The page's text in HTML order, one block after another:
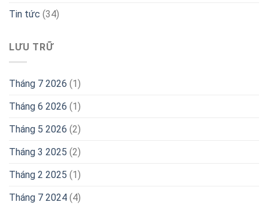
Tin tức (34)
LƯU TRỮ
Tháng 7 2026 (1)
Tháng 6 2026 (1)
Tháng 5 2026 (2)
Tháng 3 2025 (2)
Tháng 2 2025 (1)
Tháng 7 2024 (4)